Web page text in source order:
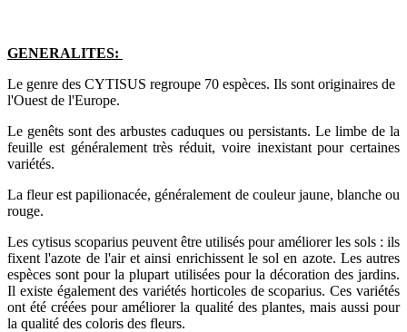
GENERALITES:
Le genre des CYTISUS regroupe 70 espèces. Ils sont originaires de
l'Ouest de l'Europe.
Le genêts sont des arbustes caduques ou persistants. Le limbe de la
feuille est généralement très réduit, voire inexistant pour certaines
variétés.
La fleur est papilionacée, généralement de couleur jaune, blanche ou
rouge.
Les cytisus scoparius peuvent être utilisés pour améliorer les sols : ils
fixent l'azote de l'air et ainsi enrichissent le sol en azote. Les autres
espèces sont pour la plupart utilisées pour la décoration des jardins.
Il existe également des variétés horticoles de scoparius. Ces variétés
ont été créées pour améliorer la qualité des plantes, mais aussi pour
la qualité des coloris des fleurs.